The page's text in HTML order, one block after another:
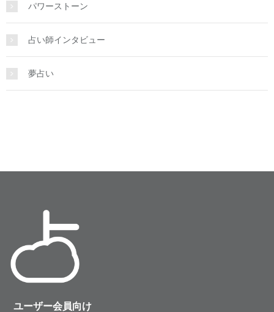
パワーストーン
占い師インタビュー
夢占い
ユーザー会員向け